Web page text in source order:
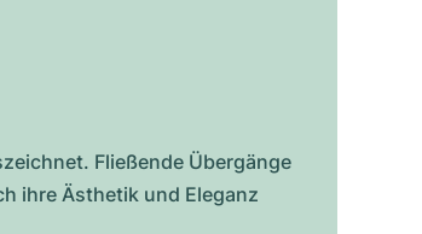
Fließende Übergänge
ihre Ästhetik und Eleganz